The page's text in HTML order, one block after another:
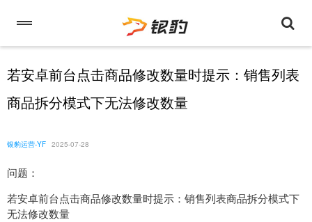
若安卓前台点击商品修改数量时提示：销售列表
商品拆分模式下无法修改数量
银豹运营-YF 2025-07-28
问题：
若安卓前台点击商品修改数量时提示：销售列表商品拆分模式下
无法修改数量